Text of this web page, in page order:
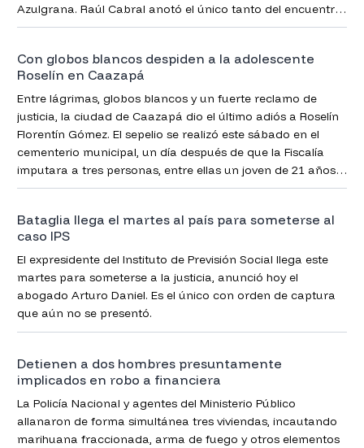
Azulgrana. Raúl Cabral anotó el único tanto del encuentro
que dio continuidad a la cuarta fecha del Torneo Clausura
Con globos blancos despiden a la adolescente
Roselín en Caazapá
Entre lágrimas, globos blancos y un fuerte reclamo de
justicia, la ciudad de Caazapá dio el último adiós a Roselín
Florentín Gómez. El sepelio se realizó este sábado en el
cementerio municipal, un día después de que la Fiscalía
imputara a tres personas, entre ellas un joven de 21 años y
dos adolescentes, por homicidio doloso.
Bataglia llega el martes al país para someterse al
caso IPS
El expresidente del Instituto de Previsión Social llega este
martes para someterse a la justicia, anunció hoy el
abogado Arturo Daniel. Es el único con orden de captura
que aún no se presentó.
Detienen a dos hombres presuntamente
implicados en robo a financiera
La Policía Nacional y agentes del Ministerio Público
allanaron de forma simultánea tres viviendas, incautando
marihuana fraccionada, arma de fuego y otros elementos